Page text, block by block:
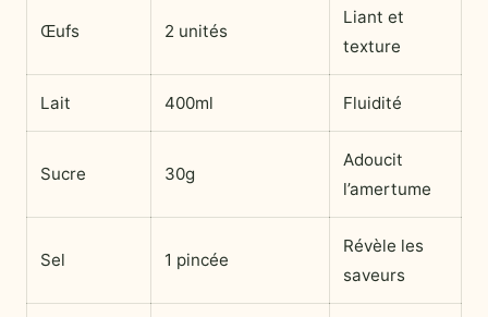
Œufs 2 unités
Liant et
texture
Lait 400ml Fluidité
Sucre 30g
Adoucit
l’amertume
Sel 1 pincée
Révèle les
saveurs